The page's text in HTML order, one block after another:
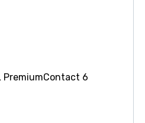
PremiumContact 6